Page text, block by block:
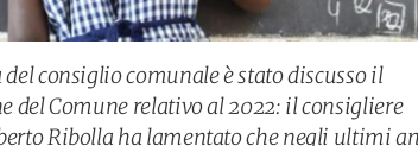
consiglio comunale è stato discusso il
del Comune relativo al 2022: il consigliere
Ribolla ha lamentato che negli ultimi